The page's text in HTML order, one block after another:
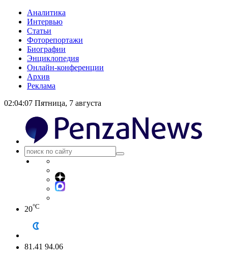
Аналитика
Интервью
Статьи
Фоторепортажи
Биографии
Энциклопедия
Онлайн-конференции
Архив
Реклама
02:04:07 Пятница, 7 августа
20°C
81.41 94.06